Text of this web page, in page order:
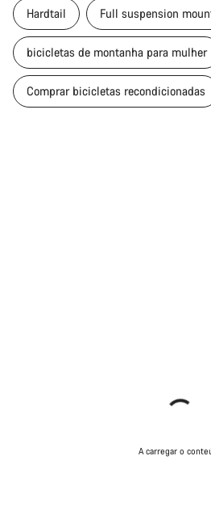
Hardtail Full suspension
bicicletas de montanha para mulher
Comprar bicicletas recondicionadas
A carregar o